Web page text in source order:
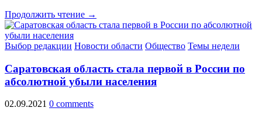
Продолжить чтение →
Выбор редакции Новости области Общество Темы недели
Саратовская область стала первой в России по
абсолютной убыли населения
02.09.2021 0 comments